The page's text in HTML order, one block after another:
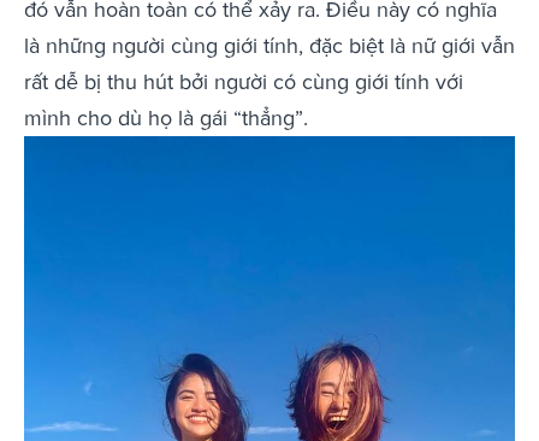
đó vẫn hoàn toàn có thể xảy ra. Điều này có nghĩa
là những người cùng giới tính, đặc biệt là nữ giới vẫn
rất dễ bị thu hút bởi người có cùng giới tính với
mình cho dù họ là gái “thẳng”.